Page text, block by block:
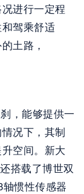
进行一定程
驾乘舒适
土路，
，能够提供一
况下，其制
空间。新大
搭载了博世双
惯性传感器